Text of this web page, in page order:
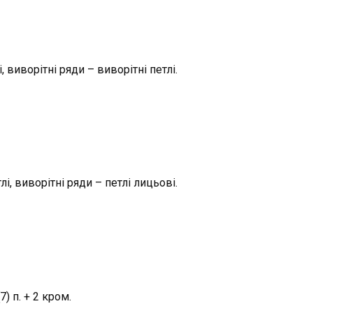
ряди – виворітні петлі.
виворітні ряди – петлі лицьові.
п. + 2 кром.